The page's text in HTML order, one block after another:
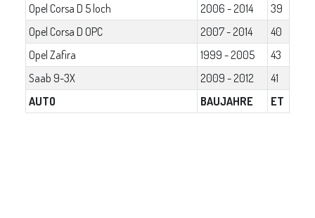
Opel Corsa D 5 loch
2006 - 2014
39
Opel Corsa D OPC
2007 - 2014
40
Opel Zafira
1999 - 2005
43
Saab 9-3X
2009 - 2012
41
AUTO
BAUJAHRE ET